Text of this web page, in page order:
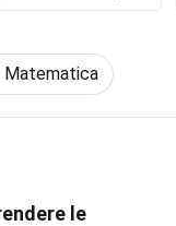
Matematica
le